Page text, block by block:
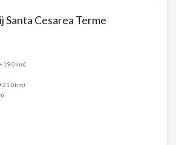
Santa Cesarea Terme
+19.0km)